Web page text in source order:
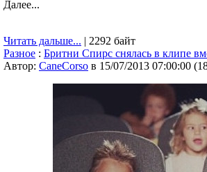
Далее...
Читать дальше... | 2292 байт
Разное : Бритни Спирс снялась в клипе
Автор: CaneCorso в 15/07/2013 07:00:00 (